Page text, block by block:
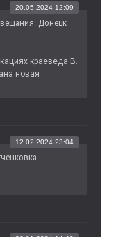
Донецк
20.05.2024 12:09
краеведа В.
новая
12.02.2024 23:04